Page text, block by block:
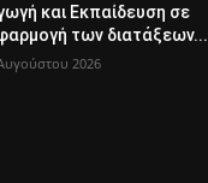
και Εκπαίδευση σε
των διατάξεων...
2026